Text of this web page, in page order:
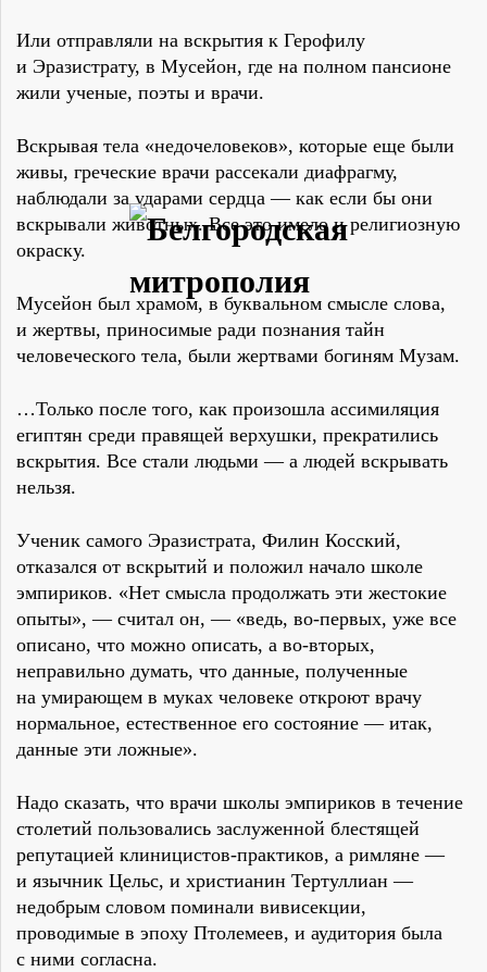
Или отправляли на вскрытия к Герофилу
и Эразистрату, в Мусейон, где на полном пансионе
жили ученые, поэты и врачи.
Вскрывая тела «недочеловеков», которые еще были
живы, греческие врачи рассекали диафрагму,
наблюдали за ударами сердца — как если бы они
вскрывали животных. Все это имело и религиозную
окраску.
Мусейон был храмом, в буквальном смысле слова,
и жертвы, приносимые ради познания тайн
человеческого тела, были жертвами богиням Музам.
…Только после того, как произошла ассимиляция
египтян среди правящей верхушки, прекратились
вскрытия. Все стали людьми — а людей вскрывать
нельзя.
Ученик самого Эразистрата, Филин Косский,
отказался от вскрытий и положил начало школе
эмпириков. «Нет смысла продолжать эти жестокие
опыты», — считал он, — «ведь, во-первых, уже все
описано, что можно описать, а во-вторых,
неправильно думать, что данные, полученные
на умирающем в муках человеке откроют врачу
нормальное, естественное его состояние — итак,
данные эти ложные».
Надо сказать, что врачи школы эмпириков в течение
столетий пользовались заслуженной блестящей
репутацией клиницистов-практиков, а римляне —
и язычник Цельс, и христианин Тертуллиан —
недобрым словом поминали вивисекции,
проводимые в эпоху Птолемеев, и аудитория была
с ними согласна.